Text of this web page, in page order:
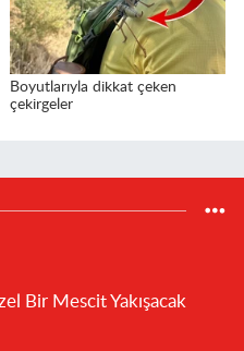
Boyutlarıyla dikkat çeken
çekirgeler
Bir Mescit Yakışacak